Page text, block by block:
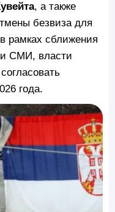
, а также
безвиза для
рамках сближения
СМИ, власти
года.